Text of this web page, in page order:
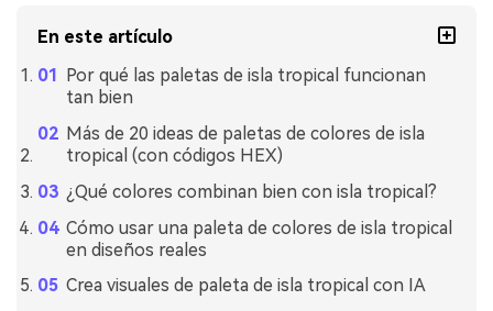
En este artículo
Por qué las paletas de isla tropical funcionan
tan bien
Más de 20 ideas de paletas de colores de isla
tropical (con códigos HEX)
¿Qué colores combinan bien con isla tropical?
Cómo usar una paleta de colores de isla tropical
en diseños reales
Crea visuales de paleta de isla tropical con IA